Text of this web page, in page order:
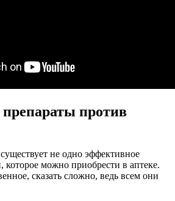
против
не одно эффективное
которое можно приобрести в аптеке.
сказать сложно, ведь всем они